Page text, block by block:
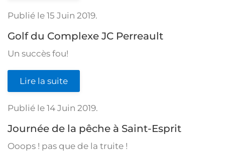
Publié le 15 Juin 2019.
Golf du Complexe JC Perreault
Un succès fou!
Lire la suite
Publié le 14 Juin 2019.
Journée de la pêche à Saint-Esprit
Ooops ! pas que de la truite !